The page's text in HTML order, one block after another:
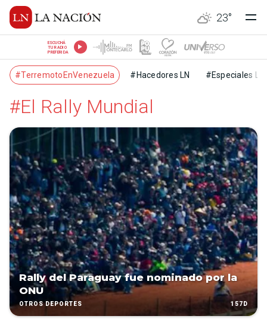
23°
ESCUCHÁ
TU RADIO
PREFERIDA
#TerremotoEnVenezuela #Hacedores LN #Especiales LN
#El Rally Mundial
Rally del Paraguay fue nominado por la
ONU
OTROS DEPORTES 157D